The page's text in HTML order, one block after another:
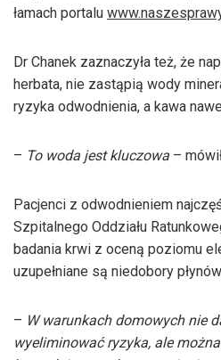
łamach portalu
Dr Chanek zaznaczyła też, że
herbata, nie zastąpią wody
ryzyka odwodnienia, a kawa
– To woda jest kluczowa –
Pacjenci z odwodnieniem
Szpitalnego Oddziału
badania krwi z oceną poziomu
uzupełniane są niedobory
– W warunkach domowych nie
wyeliminować ryzyka, ale